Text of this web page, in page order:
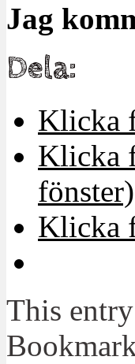
Jag
Dela:
Klicka
Klicka
fönster)
Klicka
This